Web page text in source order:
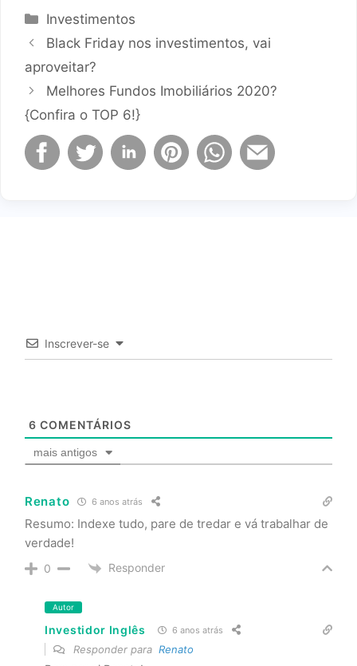
Categorias
Investimentos
Black Friday nos investimentos, vai
aproveitar?
Melhores Fundos Imobiliários 2020?
{Confira o TOP 6!}
Inscrever-se
6 COMENTÁRIOS
mais antigos
Renato 6 anos atrás
Resumo: Indexe tudo, pare de tredar e vá trabalhar de
verdade!
0 Responder
Autor
Investidor Inglês 6 anos atrás
Responder para Renato